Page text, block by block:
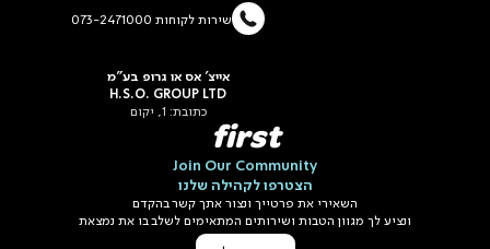
שירות לקוחות 073-2471000
אייצ' אס או גרופ בע"מ
H.S.O. GROUP LTD
כתובת: 1, יקום
first
Join Our Community
הצטרפו לקהילה שלנו
השאירי את פרטייך ונצור אתך קשר בהקדם
ונציע לך מגוון הטבות ושירותים המתאימים לשלב בו את נמצאת